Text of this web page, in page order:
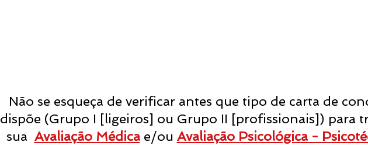
Não se esqueça de verificar antes que tipo de carta de
dispõe (Grupo I [ligeiros] ou Grupo II [profissionais]) para
sua Avaliação Médica e/ou Avaliação Psicológica -